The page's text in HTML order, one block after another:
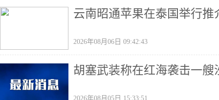
云南昭通苹果在泰国举行推
2026年08月06日 09:42:43
胡塞武装称在红海袭击一艘
2026年08月05日 15:33:51